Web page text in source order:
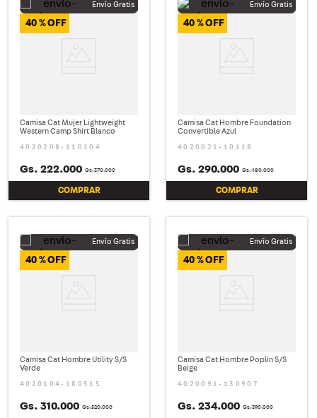
40 %
Camisa Cat Mujer Lightweight
Western Camp Shirt Blanco
4020208-110104
Gs.370.000
Gs. 222.000
COMPRAR
40 %
Camisa Cat Hombre Foundation
Convertible Azul
4020021-10118
Gs.480.000
Gs. 290.000
COMPRAR
40 %
Camisa Cat Hombre Utility S/S
Verde
4020104-180515
Gs.520.000
Gs. 310.000
40 %
Camisa Cat Hombre Poplin S/S
Beige
4020091-130907
Gs.390.000
Gs. 234.000